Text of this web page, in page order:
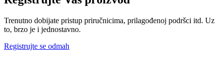
Trenutno dobijate pristup priručnicima, prilagođenoj podršci itd. Uz
to, brzo je i jednostavno.
Registrujte se odmah